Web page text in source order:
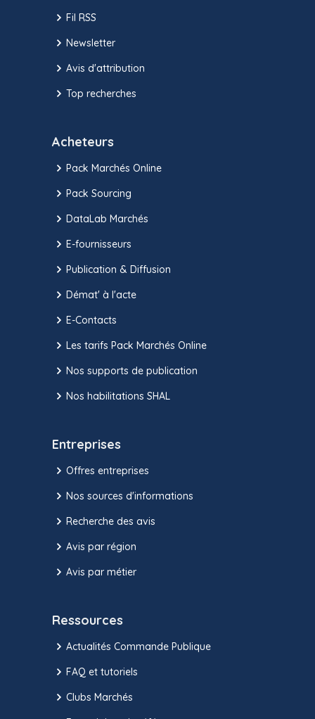
Fil RSS
Newsletter
Avis d'attribution
Top recherches
Acheteurs
Pack Marchés Online
Pack Sourcing
DataLab Marchés
E-fournisseurs
Publication & Diffusion
Démat' à l'acte
E-Contacts
Les tarifs Pack Marchés Online
Nos supports de publication
Nos habilitations SHAL
Entreprises
Offres entreprises
Nos sources d'informations
Recherche des avis
Avis par région
Avis par métier
Ressources
Actualités Commande Publique
FAQ et tutoriels
Clubs Marchés